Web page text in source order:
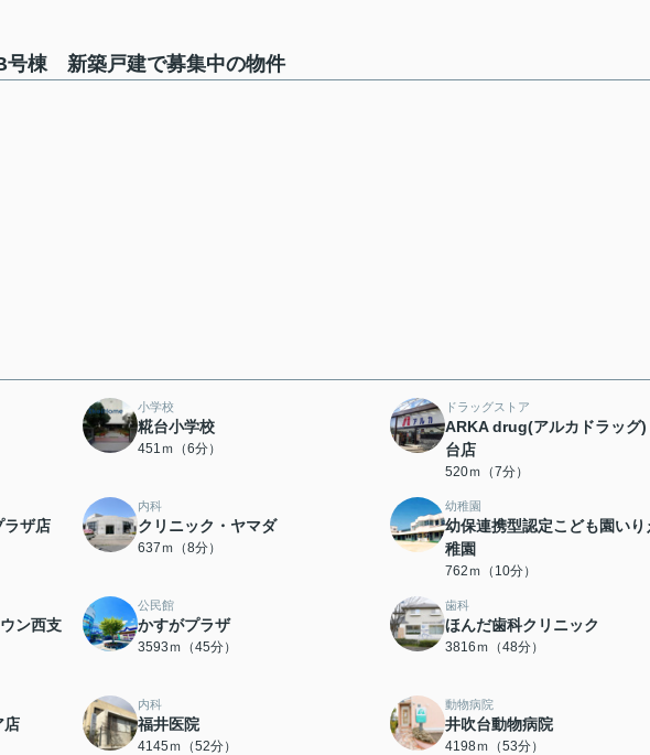
棟 新築戸建で募集中の物件
小学校
糀台小学校
451ｍ（6分）
ドラッグストア
ARKA drug(アルカドラッグ)
台店
520ｍ（7分）
ラザ店
内科
クリニック・ヤマダ
637ｍ（8分）
幼稚園
幼保連携型認定こども園いり
稚園
762ｍ（10分）
ン西支
公民館
かすがプラザ
3593ｍ（45分）
歯科
ほんだ歯科クリニック
3816ｍ（48分）
店
内科
福井医院
4145ｍ（52分）
動物病院
井吹台動物病院
4198ｍ（53分）